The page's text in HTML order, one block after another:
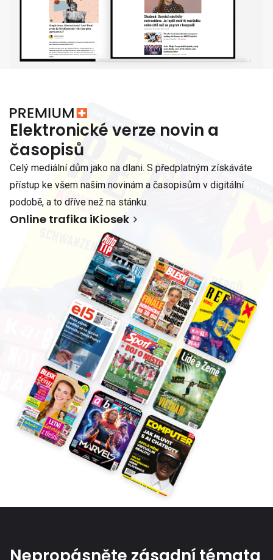
Elektronické verze novin a
časopisů
Celý mediální dům jako na dlani. S předplatným získáváte
přístup ke všem našim novinám a časopisům v digitální
podobě, a to dříve než na stánku.
Online trafika iKiosek